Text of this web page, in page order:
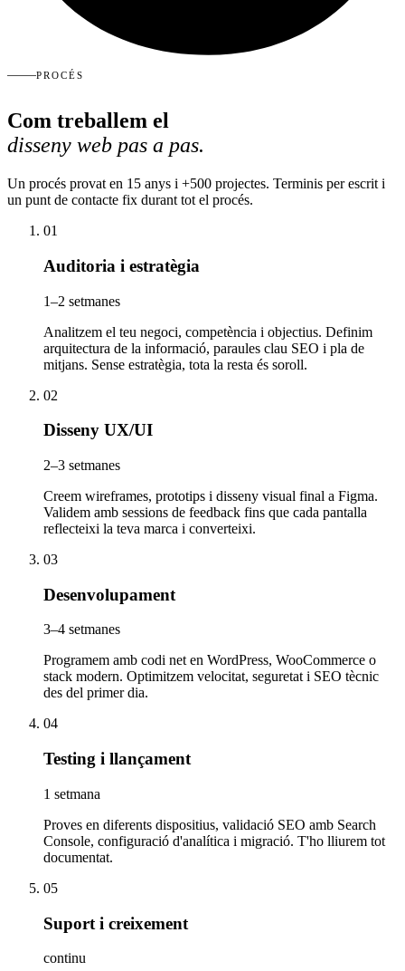
PROCÉS
Com treballem el
disseny web pas a pas.
Un procés provat en 15 anys i +500 projectes. Terminis per escrit i
un punt de contacte fix durant tot el procés.
01
Auditoria i estratègia
1–2 setmanes
Analitzem el teu negoci, competència i objectius. Definim
arquitectura de la informació, paraules clau SEO i pla de
mitjans. Sense estratègia, tota la resta és soroll.
02
Disseny UX/UI
2–3 setmanes
Creem wireframes, prototips i disseny visual final a Figma.
Validem amb sessions de feedback fins que cada pantalla
reflecteixi la teva marca i converteixi.
03
Desenvolupament
3–4 setmanes
Programem amb codi net en WordPress, WooCommerce o
stack modern. Optimitzem velocitat, seguretat i SEO tècnic
des del primer dia.
04
Testing i llançament
1 setmana
Proves en diferents dispositius, validació SEO amb Search
Console, configuració d'analítica i migració. T'ho lliurem tot
documentat.
05
Suport i creixement
continu